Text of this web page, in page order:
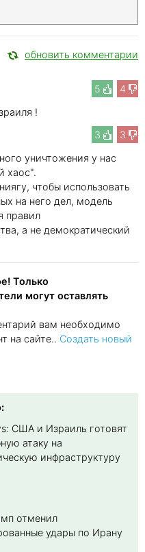
обновить комментарии
5 4
!
3
3
уничтожения у нас
хаос".
чтобы использовать
на него дел, модель
правил
а не демократический
Только
могут оставлять
вам необходимо
на сайте.. Создать новый
США и Израиль готовят
атаку на
инфраструктуру
отменил
удары по Ирану